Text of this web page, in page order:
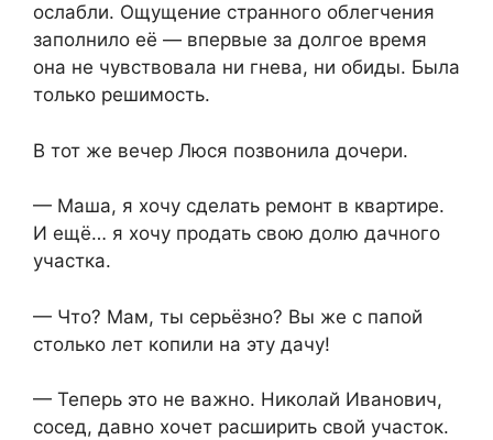
ослабли. Ощущение странного облегчения
заполнило её — впервые за долгое время
она не чувствовала ни гнева, ни обиды. Была
только решимость.
В тот же вечер Люся позвонила дочери.
— Маша, я хочу сделать ремонт в квартире.
И ещё… я хочу продать свою долю дачного
участка.
— Что? Мам, ты серьёзно? Вы же с папой
столько лет копили на эту дачу!
— Теперь это не важно. Николай Иванович,
сосед, давно хочет расширить свой участок.